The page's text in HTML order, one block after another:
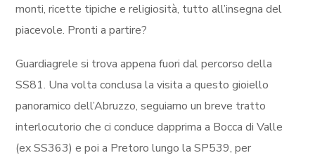
monti, ricette tipiche e religiosità, tutto all’insegna del
piacevole. Pronti a partire?
Guardiagrele si trova appena fuori dal percorso della
SS81. Una volta conclusa la visita a questo gioiello
panoramico dell’Abruzzo, seguiamo un breve tratto
interlocutorio che ci conduce dapprima a Bocca di Valle
(ex SS363) e poi a Pretoro lungo la SP539, per